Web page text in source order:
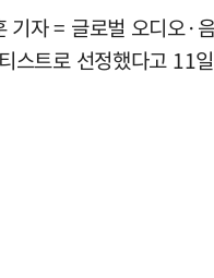
기자 = 글로벌 오디오·
스트로 선정했다고 11